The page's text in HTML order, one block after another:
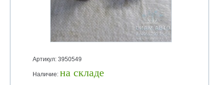
Артикул: 3950549
Наличие: на складе